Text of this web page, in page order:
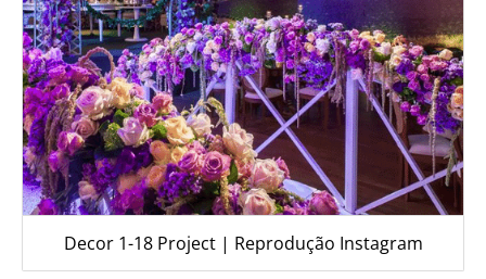
Decor 1-18 Project | Reprodução Instagram